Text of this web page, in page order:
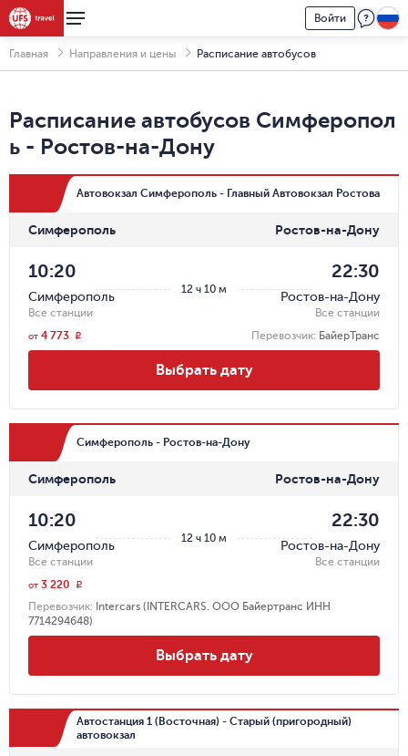
Войти
Главная Направления и цены Расписание автобусов
Расписание автобусов Симферопол
ь - Ростов-на-Дону
Автовокзал Симферополь - Главный Автовокзал Ростова
Симферополь Ростов-на-Дону
12 ч 10 м
10:20
Симферополь
Все станции
22:30
Ростов-на-Дону
Все станции
Перевозчик: БайерТранс
от 4 773 r
Выбрать дату
Симферополь - Ростов-на-Дону
Симферополь Ростов-на-Дону
12 ч 10 м
10:20
Симферополь
Все станции
22:30
Ростов-на-Дону
Все станции
Перевозчик: Intercars (INTERCARS. ООО Байертранс ИНН
7714294648)
от 3 220 r
Выбрать дату
Автостанция 1 (Восточная) - Старый (пригородный)
автовокзал